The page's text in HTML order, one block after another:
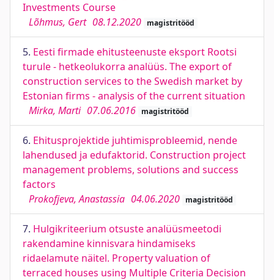
Investments Course
Lõhmus, Gert 08.12.2020 magistritööd
5. Eesti firmade ehitusteenuste eksport Rootsi
turule - hetkeolukorra analüüs. The export of
construction services to the Swedish market by
Estonian firms - analysis of the current situation
Mirka, Marti 07.06.2016 magistritööd
6. Ehitusprojektide juhtimisprobleemid, nende
lahendused ja edufaktorid. Construction project
management problems, solutions and success
factors
Prokofjeva, Anastassia 04.06.2020 magistritööd
7. Hulgikriteerium otsuste analüüsmeetodi
rakendamine kinnisvara hindamiseks
ridaelamute näitel. Property valuation of
terraced houses using Multiple Criteria Decision